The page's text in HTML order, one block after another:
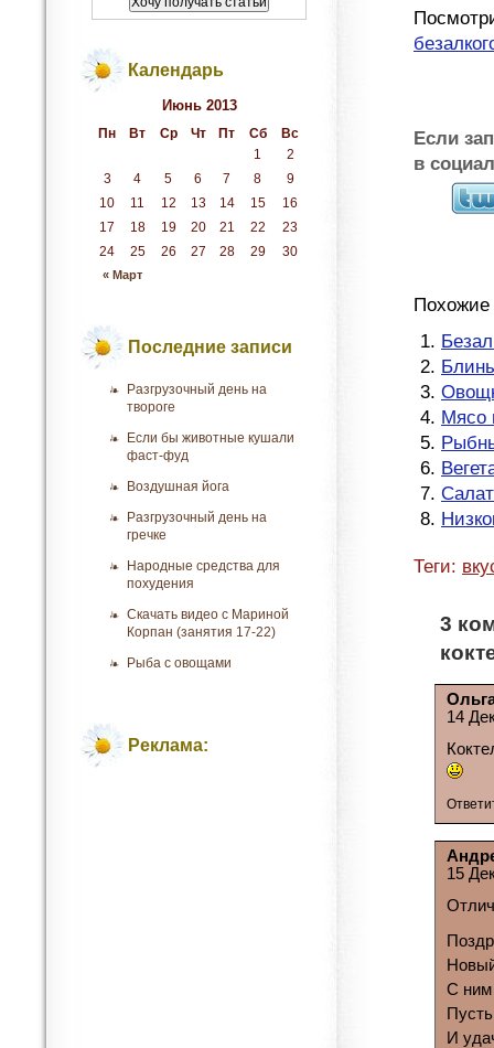
Календарь
Июнь 2013
Пн Вт Ср Чт Пт Сб Вс
« Март
1
2
3
4 5 6 7 8
9
10
11 12 13 14 15
16
17
18 19 20 21 22
23
24
25 26 27 28 29 30
Последние записи
Разгрузочный день на
твороге
Если бы животные кушали
фаст-фуд
Воздушная йога
Разгрузочный день на
гречке
Народные средства для
похудения
Скачать видео с Мариной
Корпан (занятия 17-22)
Рыба с овощами
Реклама:
Если
в
Похожие
Мясо
Теги:
3
14
15
С ним
И